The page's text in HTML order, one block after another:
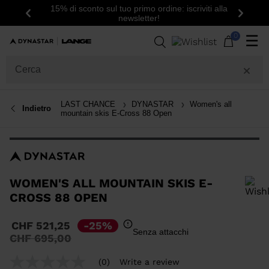
Indietro
15% di sconto sul tuo primo ordine: iscriviti alla
newsletter!
Avanti
0 ☰
Indietro LAST CHANCE DYNASTAR
Women's all
mountain skis E-Cross 88 Open
WOMEN'S ALL MOUNTAIN SKIS E-
CROSS 88 OPEN
Per aggiungere un prodotto alla Wishlist, seleziona una taglia
CHF 521,25
Prezzo
CHF 695,00a
-25% Senza attacchi
(0) Write a review